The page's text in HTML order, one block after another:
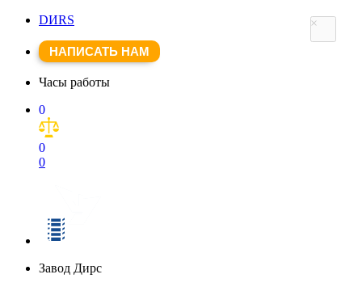
DИRS
НАПИСАТЬ НАМ
Часы работы
0
0
0
Завод Дирс
×